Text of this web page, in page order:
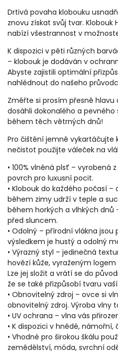
Drtivá povaha klobouku
znovu získat svůj tvar.
nabízí všestrannost v
K dispozici v pěti různých
– klobouk je dodáván v
Abyste zajistili optimální
nahlédnout do našeho
Změřte si prosím přesně
dosáhli dokonalého a
během těch větrných dnů!
Pro čištění jemně vykartáčujte
nečistot použijte váleček na
• 100% vlněná plsť –
povrch pro luxusní pocit.
• Klobouk do každého počasí
během zimy udrží v teple a
během horkých a vlhkých dnů
před sluncem.
• Odolný – přírodní vlákna
výsledkem je hustý a odolný
• Výrazný styl – jedinečná
hovězí kůže, vyraženým
Lze jej složit a vrátí se do
že se také přizpůsobí tvaru
• Obnovitelný zdroj – ovce si
obnovitelný zdroj. Výroba vlny
• UV ochrana – vlna vás
• K dispozici v hnědé, námořní,
• Vhodné pro širokou škálu
zemědělství, móda, svrchní